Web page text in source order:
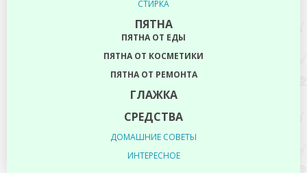
СТИРКА
ПЯТНА
ПЯТНА ОТ ЕДЫ
ПЯТНА ОТ КОСМЕТИКИ
ПЯТНА ОТ РЕМОНТА
ГЛАЖКА
СРЕДСТВА
ДОМАШНИЕ СОВЕТЫ
ИНТЕРЕСНОЕ